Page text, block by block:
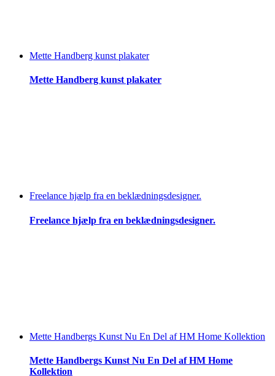
Mette Handberg kunst plakater
Mette Handberg kunst plakater
Freelance hjælp fra en beklædningsdesigner.
Freelance hjælp fra en beklædningsdesigner.
Mette Handbergs Kunst Nu En Del af HM Home Kollektion
Mette Handbergs Kunst Nu En Del af HM Home
Kollektion